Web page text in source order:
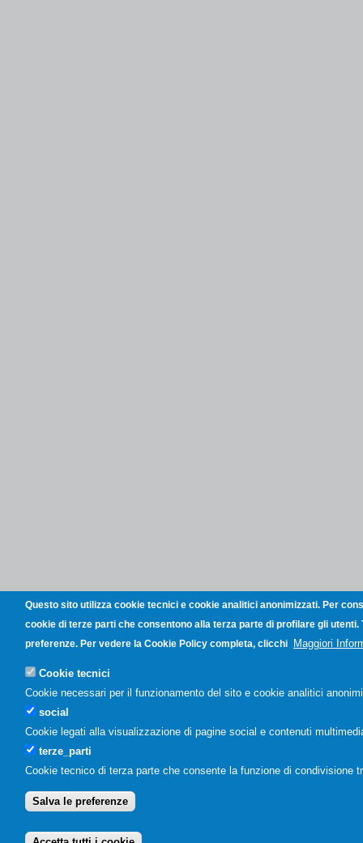
Questo sito utilizza cookie tecnici e cookie analitici anonimizzati. Per
cookie di terze parti che consentono alla terza parte di profilare gli
preferenze. Per vedere la Cookie Policy completa, clicchi
Maggiori
Cookie tecnici
Cookie necessari per il funzionamento del sito e cookie analitici
social
Cookie legati alla visualizzazione di pagine social e contenuti
terze_parti
Cookie tecnico di terza parte che consente la funzione di condivisione
Salva le preferenze